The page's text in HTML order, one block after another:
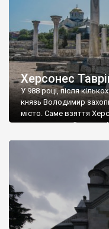
Херсонес
У 988 році, після
князь Володимир
місто. Саме взяття
диктувати свої умови
Херсонесі Володимир-
А потім було Хрещення